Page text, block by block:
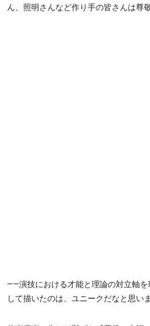
ん、照明さんなど作り手の皆さんは尊
――演技における才能と理論の対立軸
して描いたのは、ユニークだなと思いま